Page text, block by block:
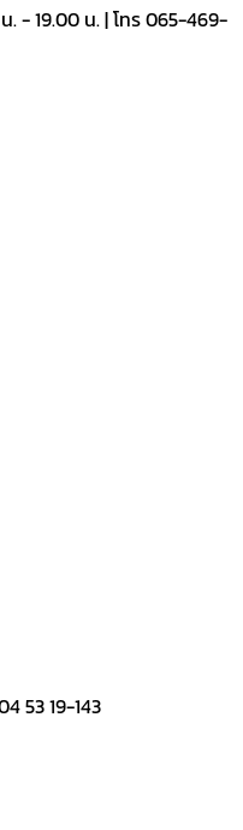
. - 19.00 น. | โทร 065-469-
53 19-143